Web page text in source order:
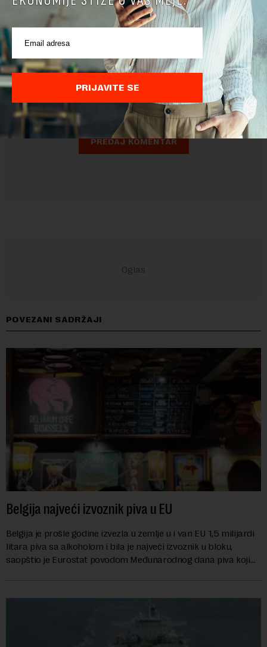
Pre slanja komentara, molimo vas da se upoznate sa
pravilima komentarisanja i pravilima korišćenja sajta.
Sajt je zaštićen pomocu reCaptcha i Google.
Google Politika
su primenjeni.
POVEZANI SADRŽAJI
Belgija najveći izvoznik piva u EU
Belgija je prošle godine izvezla u zemlje u i van EU 1,5 milijardi
litara piva sa alkoholom i bila je najveći izvoznik u bloku,
saopštio je Eurostat povodom Međunarodnog dana piva koji
PRIJAVITE SE